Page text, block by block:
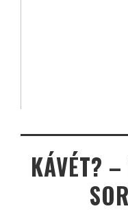
KÁVÉT?